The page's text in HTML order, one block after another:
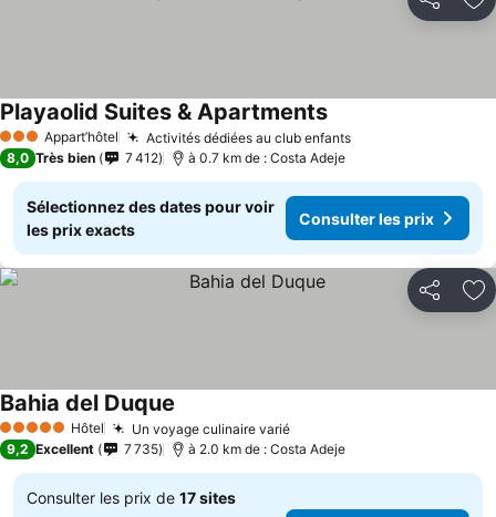
Partager
3 ÉtoilesAppart’hôtel Activités dédiées au club enfantsConsulter les prix
Playaolid Suites & ApartmentsConsulter les prix
8,0 Très bien 7 412 à 0.7 km de : Costa Adeje
Sélectionnez des dates pour voir
les prix exacts
Consulter les prix
Partager
5 Étoiles Hôtel Un voyage culinaire variéConsulter les prix
Bahia del Duque
9,2 Excellent 7 735 à 2.0 km de : Costa Adeje
Consulter les prix de 17 sites